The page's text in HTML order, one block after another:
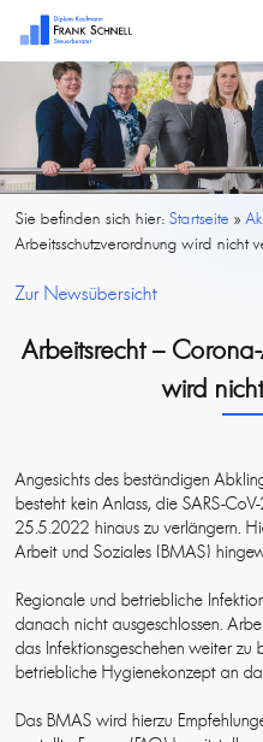
Sie befinden sich hier:Startseite »
Arbeitsschutzverordnung wird nicht
Zur Newsübersicht
Arbeitsrecht –
wird
Angesichts des beständigen
besteht kein Anlass, die SARS-
25.5.2022 hinaus zu verlängern.
Arbeit und Soziales (BMAS)
Regionale und betriebliche
danach nicht ausgeschlossen.
das Infektionsgeschehen weiter
betriebliche Hygienekonzept an
Das BMAS wird hierzu